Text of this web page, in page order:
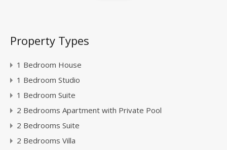
Property Types
1 Bedroom House
1 Bedroom Studio
1 Bedroom Suite
2 Bedrooms Apartment with Private Pool
2 Bedrooms Suite
2 Bedrooms Villa